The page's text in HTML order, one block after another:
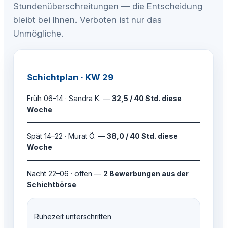
Stundenüberschreitungen — die Entscheidung
bleibt bei Ihnen. Verboten ist nur das
Unmögliche.
Schichtplan · KW 29
Früh 06–14 · Sandra K. — 32,5 / 40 Std. diese
Woche
Spät 14–22 · Murat Ö. — 38,0 / 40 Std. diese
Woche
Nacht 22–06 · offen — 2 Bewerbungen aus der
Schichtbörse
Ruhezeit unterschritten